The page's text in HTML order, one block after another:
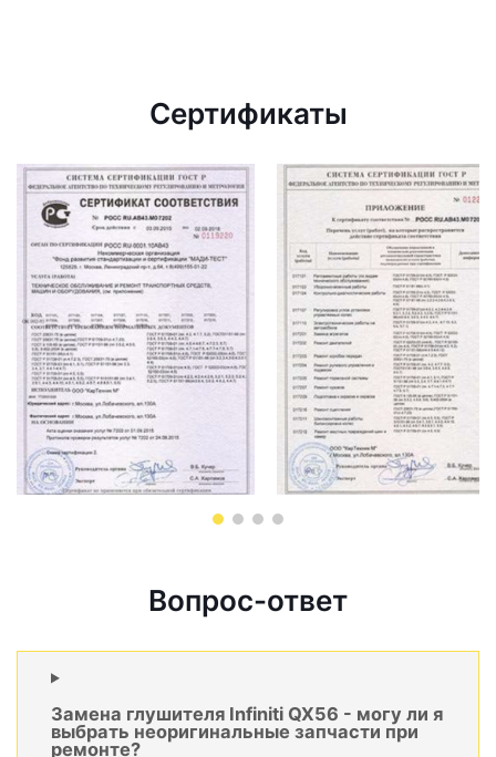
Сертификаты
Вопрос-ответ
Замена глушителя Infiniti QX56 - могу ли я
выбрать неоригинальные запчасти при
ремонте?